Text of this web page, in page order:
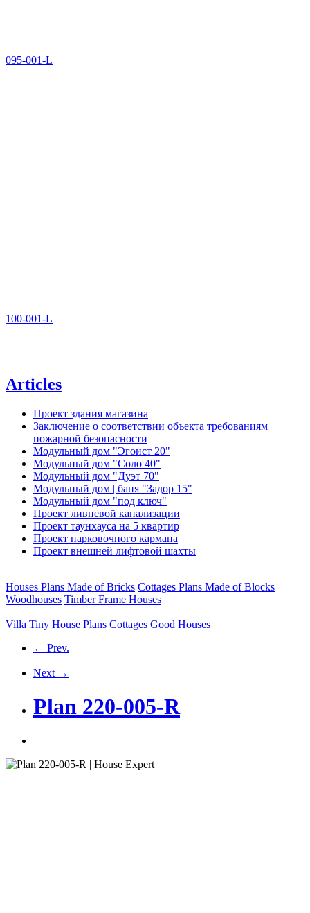
095-001-L
100-001-L
Articles
Проект здания магазина
Заключение о соответствии объекта требованиям
пожарной безопасности
Модульный дом "Эгоист 20"
Модульный дом "Соло 40"
Модульный дом "Дуэт 70"
Модульный дом | баня "Задор 15"
Модульный дом "под ключ"
Проект ливневой канализации
Проект таунхауса на 5 квартир
Проект парковочного кармана
Проект внешней лифтовой шахты
Houses Plans Made of Bricks Cottages Plans Made of Blocks
Woodhouses Timber Frame Houses
Villa Tiny House Plans Cottages Good Houses
← Prev.
Next →
Plan 220-005-R